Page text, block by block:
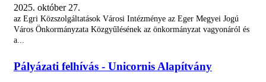
EGER A ZSEBÜNKBEN – ELKÉSZÜLT A...
A tavaly decemberben elfogadott Kulturális...
2025. október 27.
az Egri Közszolgáltatások Városi Intézménye az Eger Megyei Jogú
Város Önkormányzata Közgyűlésének az önkormányzat vagyonáról és
a...
Pályázati felhívás - Unicornis Alapítvány